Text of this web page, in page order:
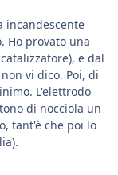
incandescente
Ho provato una
e dal
vi dico. Poi, di
L'elettrodo
di nocciola un
tant'è che poi lo